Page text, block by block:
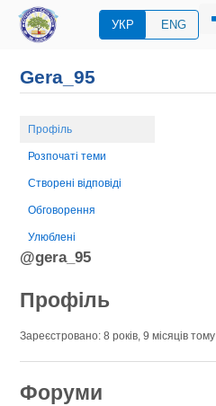
УКР ENG
Gera_95
Профіль
Розпочаті теми
Створені відповіді
Обговорення
Улюблені
@gera_95
Профіль
Зареєстровано: 8 років, 9 місяців тому
Форуми